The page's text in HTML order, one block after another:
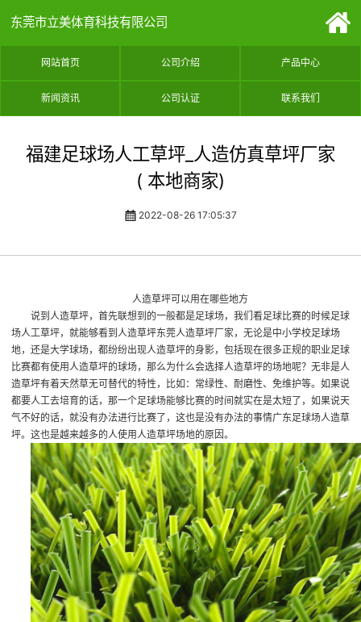
东莞市立美体育科技有限公司
网站首页 公司介绍 产品中心
新闻资讯 公司认证 联系我们
福建足球场人工草坪_人造仿真草坪厂家
( 本地商家)
2022-08-26 17:05:37
人造草坪可以用在哪些地方
说到人造草坪，首先联想到的一般都是足球场，我们看足球比赛的时候足球
场人工草坪，就能够看到人造草坪东莞人造草坪厂家 ，无论是中小学校足球场
地，还是大学球场，都纷纷出现人造草坪的身影，包括现在很多正规的职业足球
比赛都有使用人造草坪的球场，那么为什么会选择人造草坪的场地呢？无非是人
造草坪有着天然草无可替代的特性，比如：常绿性、耐磨性、免维护等。如果说
都要人工去培育的话，那一个足球场能够比赛的时间就实在是太短了，如果说天
气不好的话，就没有办法进行比赛了，这也是没有办法的事情广东足球场人造草
坪。这也是越来越多的人使用人造草坪场地的原因。